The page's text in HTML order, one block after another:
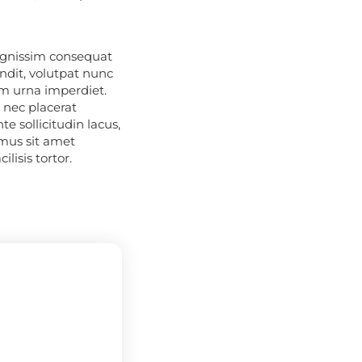
consequat
volutpat nunc
urna imperdiet.
placerat
sollicitudin lacus,
sit amet
tortor.